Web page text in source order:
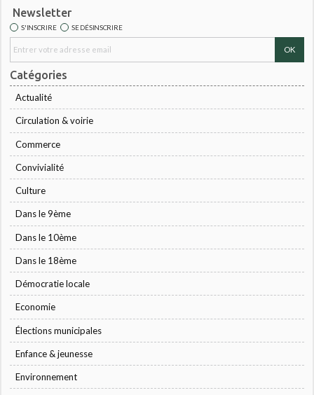
Newsletter
S'INSCRIRE SE DÉSINSCRIRE
Catégories
Actualité
Circulation & voirie
Commerce
Convivialité
Culture
Dans le 9ème
Dans le 10ème
Dans le 18ème
Démocratie locale
Economie
Élections municipales
Enfance & jeunesse
Environnement